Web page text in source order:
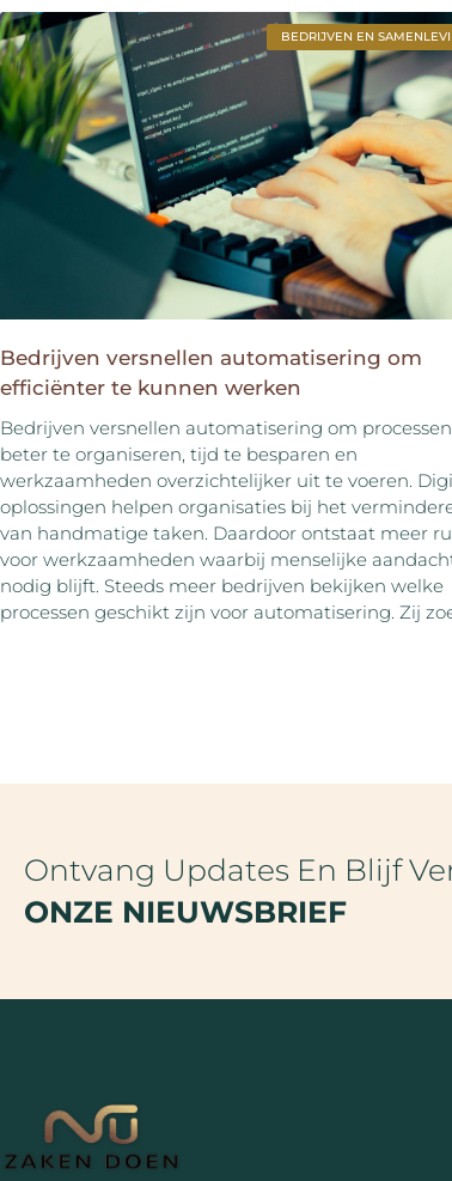
BEDRIJVEN EN
Bedrijven versnellen automatisering om
efficiënter te kunnen werken
Bedrijven versnellen automatisering om processen
beter te organiseren, tijd te besparen en
werkzaamheden overzichtelijker uit te voeren.
oplossingen helpen organisaties bij het
van handmatige taken. Daardoor ontstaat meer
voor werkzaamheden waarbij menselijke
nodig blijft. Steeds meer bedrijven bekijken welke
processen geschikt zijn voor automatisering. Zij
Ontvang Updates En Blijf
ONZE NIEUWSBRIEF